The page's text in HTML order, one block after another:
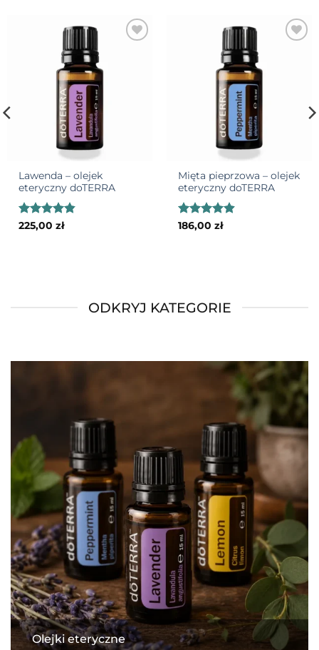
Lawenda – olejek
eteryczny doTERRA
Oceniono
225,00zł
Mięta pieprzowa – olejek
eteryczny doTERRA
Oceniono
186,00zł
ODKRYJ KATEGORIE
Olejki eteryczne